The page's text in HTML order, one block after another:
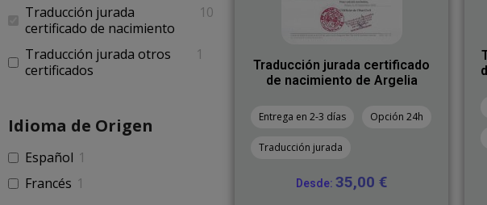
Traducción jurada
certificado de nacimiento
10
Traducción jurada otros
certificados
1
Idioma de Origen
Español 1
Francés 1
Traducción jurada certificado
de nacimiento de Argelia
Entrega en 2-3 días Opción 24h
Traducción jurada
Desde: 35,00€